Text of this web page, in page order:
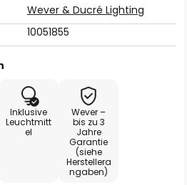
Wever & Ducré Lighting
10051855
Inklusive
Leuchtmitt
el
Wever –
bis zu 3
Jahre
Garantie
(siehe
Herstellera
ngaben)